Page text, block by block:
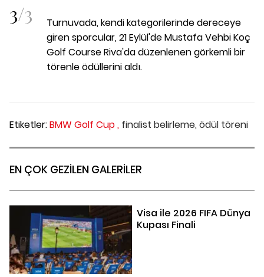
3/3
Turnuvada, kendi kategorilerinde dereceye
giren sporcular, 21 Eylül'de Mustafa Vehbi Koç
Golf Course Riva'da düzenlenen görkemli bir
törenle ödüllerini aldı.
Etiketler:BMW Golf Cup , finalist belirleme, ödül töreni
EN ÇOK GEZİLEN GALERİLER
Visa ile 2026 FIFA Dünya
Kupası Finali